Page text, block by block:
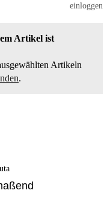
Artikel ist
Artikeln
.
einloggen